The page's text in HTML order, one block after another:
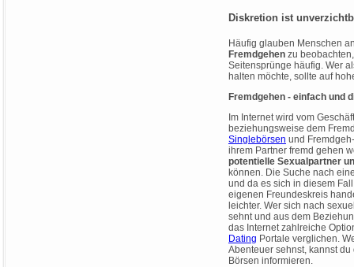
Diskretion ist
Häufig glauben Menschen
Fremdgehen zu
Seitensprünge häufig. Wer
halten möchte, sollte auf
Fremdgehen - einfach und
Im Internet wird vom
beziehungsweise dem
Singlebörsen und
ihrem Partner fremd gehen
potentielle Sexualpartner
können. Die Suche nach
und da es sich in diesem
eigenen Freundeskreis
leichter. Wer sich nach
sehnt und aus dem
das Internet zahlreiche
Dating Portale verglichen.
Abenteuer sehnst, kannst
Börsen informieren.